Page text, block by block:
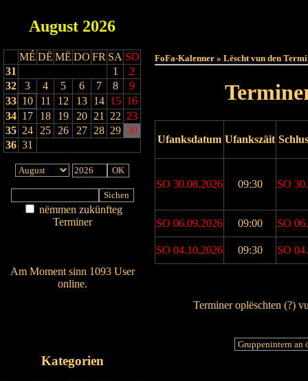
August 2026
MÉ DË MË DO FR SA SO
31
1
2
32
3 4 5 6 7 8
9
33 10 11 12 13 14 15 16
34 17 18 19 20 21 22 23
35 24 25 26 27 28 29 30
36 31
nëmmen zukünfteg
Terminer
Am Moment sinn 1093 User
online.
Kategorien
FoFa-Kalenner » Lëscht vun den
Ufanksdatum Ufankszäit
SO 30.08.2026 09:30 SO
SO 06.09.2026 09:00 SO
SO 04.10.2026 09:30 SO
Terminer oplëschten (?)